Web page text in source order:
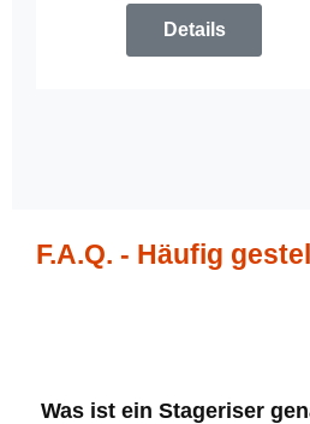
Details
F.A.Q. - Häufig
Was ist ein Stageriser